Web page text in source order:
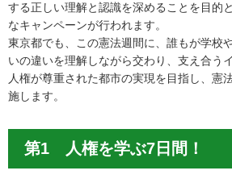
する正しい理解と認識を深めることを目的
なキャンペーンが行われます。
東京都でも、この憲法週間に、誰もが学校
いの違いを理解しながら交わり、支え合う
人権が尊重された都市の実現を目指し、憲
施します。
第1 人権を学ぶ7日間！